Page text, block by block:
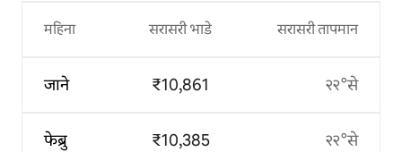
महिना
जाने
फेब्रु
सरासरी भाडे
₹10,861
₹10,385
सरासरी तापमान
२२°से
२२°से